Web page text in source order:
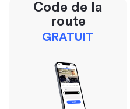
Code de la
route
GRATUIT